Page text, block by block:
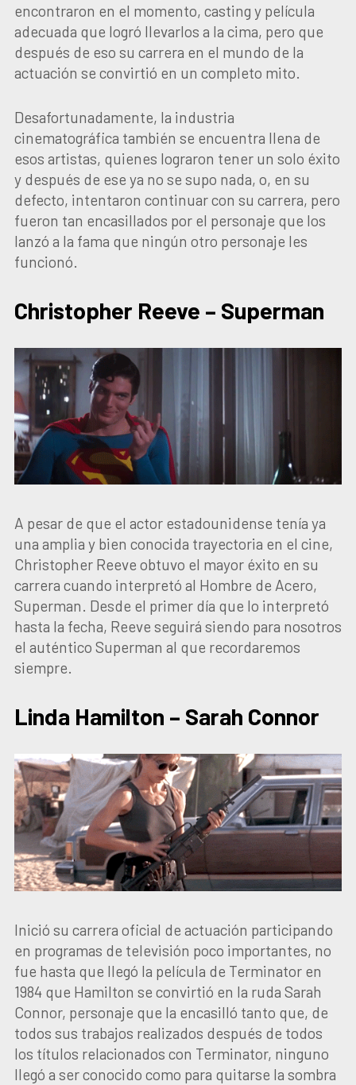
encontraron en el momento, casting y película
adecuada que logró llevarlos a la cima, pero que
después de eso su carrera en el mundo de la
actuación se convirtió en un completo mito.
Desafortunadamente, la industria
cinematográfica también se encuentra llena de
esos artistas, quienes lograron tener un solo éxito
y después de ese ya no se supo nada, o, en su
defecto, intentaron continuar con su carrera, pero
fueron tan encasillados por el personaje que los
lanzó a la fama que ningún otro personaje les
funcionó.
Christopher Reeve – Superman
A pesar de que el actor estadounidense tenía ya
una amplia y bien conocida trayectoria en el cine,
Christopher Reeve obtuvo el mayor éxito en su
carrera cuando interpretó al Hombre de Acero,
Superman. Desde el primer día que lo interpretó
hasta la fecha, Reeve seguirá siendo para nosotros
el auténtico Superman al que recordaremos
siempre.
Linda Hamilton – Sarah Connor
Inició su carrera oficial de actuación participando
en programas de televisión poco importantes, no
fue hasta que llegó la película de Terminator en
1984 que Hamilton se convirtió en la ruda Sarah
Connor, personaje que la encasilló tanto que, de
todos sus trabajos realizados después de todos
los títulos relacionados con Terminator, ninguno
llegó a ser conocido como para quitarse la sombra